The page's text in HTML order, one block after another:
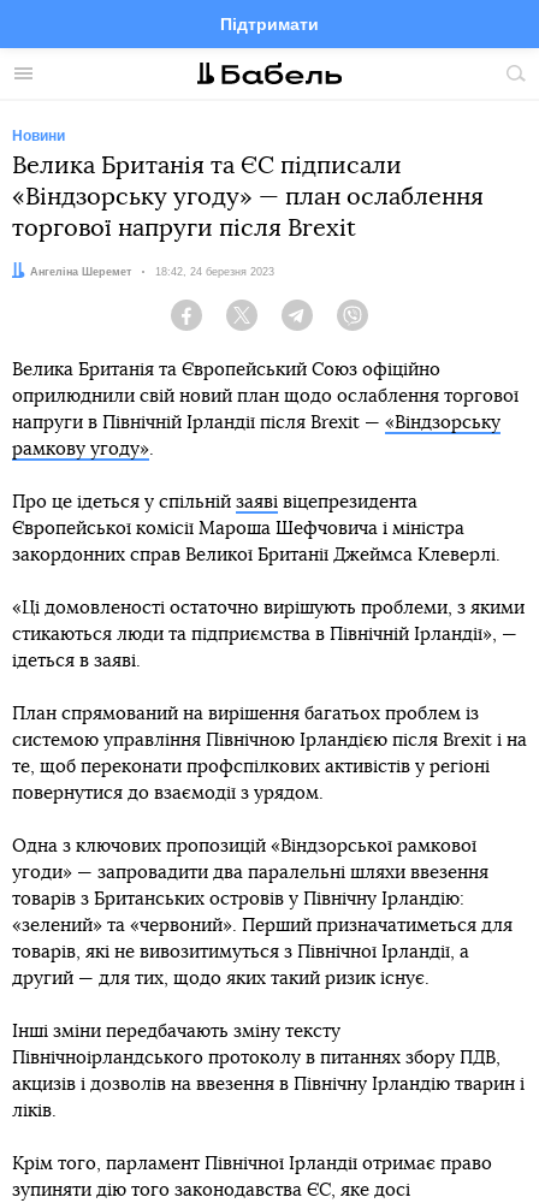
Меню
Підтримати
FacebookTelegramTwitter
Новини
Велика Британія та ЄС підписали
«Віндзорську угоду» — план ослаблення
торгової напруги після Brexit
Автор:
Ангеліна Шеремет Дата:
18:42, 24 березня 2023
Facebook Twitter Telegram
Велика Британія та Європейський Союз офіційно
оприлюднили свій новий план щодо ослаблення торгової
напруги в Північній Ірландії після Brexit — «Віндзорську
рамкову угоду».
Про це ідеться у спільній заяві віцепрезидента
Європейської комісії Мароша Шефчовича і міністра
закордонних справ Великої Британії Джеймса Клеверлі.
«Ці домовленості остаточно вирішують проблеми, з якими
стикаються люди та підприємства в Північній Ірландії», —
ідеться в заяві.
План спрямований на вирішення багатьох проблем із
системою управління Північною Ірландією після Brexit і на
те, щоб переконати профспілкових активістів у регіоні
повернутися до взаємодії з урядом.
Одна з ключових пропозицій «Віндзорської рамкової
угоди» — запровадити два паралельні шляхи ввезення
товарів з Британських островів у Північну Ірландію:
«зелений» та «червоний». Перший призначатиметься для
товарів, які не вивозитимуться з Північної Ірландії, а
другий — для тих, щодо яких такий ризик існує.
Інші зміни передбачають зміну тексту
Північноірландського протоколу в питаннях збору ПДВ,
акцизів і дозволів на ввезення в Північну Ірландію тварин і
ліків.
Крім того, парламент Північної Ірландії отримає право
зупиняти дію того законодавства ЄС, яке досі